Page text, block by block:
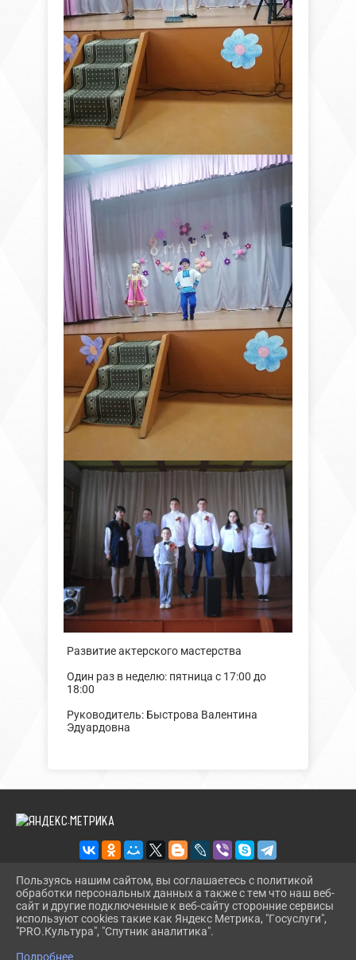
Развитие актерского мастерства
Один раз в неделю: пятница с 17:00 до
18:00
Руководитель: Быстрова Валентина
Эдуардовна
2026 Г. BUREGSDK.RU
ВХОД
КАРТА САЙТА
Пользуясь нашим сайтом, вы соглашаетесь с политикой
обработки персональных данных а также с тем что наш веб-
сайт и другие подключенные к веб-сайту сторонние сервисы
используют cookies такие как Яндекс Метрика, "Госуслуги",
"PRO.Культура", "Спутник аналитика".
Подробнее